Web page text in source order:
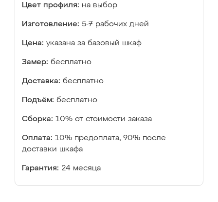
Цвет профиля: на выбор
Изготовление: 5-7 рабочих дней
Цена: указана за базовый шкаф
Замер: бесплатно
Доставка: бесплатно
Подъём: бесплатно
Сборка: 10% от стоимости заказа
Оплата: 10% предоплата, 90% после
доставки шкафа
Гарантия: 24 месяца